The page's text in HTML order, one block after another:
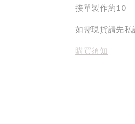
接單製作約10
如需現貨請先私
購買須知